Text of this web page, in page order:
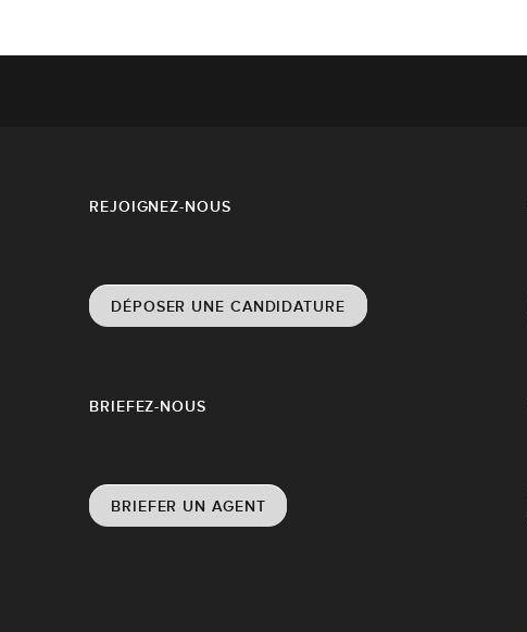
REJOIGNEZ-NOUS
DÉPOSER UNE CANDIDATURE
BRIEFEZ-NOUS
BRIEFER UN AGENT